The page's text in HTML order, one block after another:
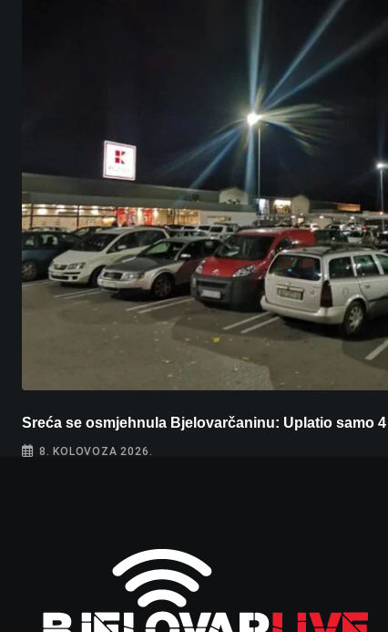
Sreća se osmjehnula Bjelovarčaninu: Uplatio samo 4
8. KOLOVOZA 2026.